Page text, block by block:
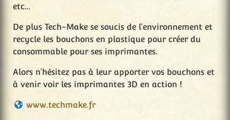
etc…
De plus Tech-Make se soucis de l’environnement et
recycle les bouchons en plastique pour créer du
consommable pour ses imprimantes.
Alors n’hésitez pas à leur apporter vos bouchons et
à venir voir les imprimantes 3D en action !
www.techmake.fr